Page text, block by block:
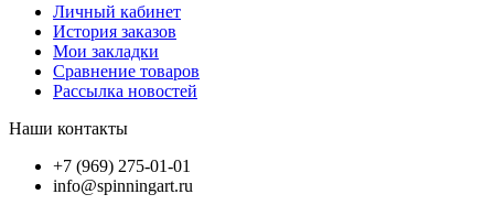
Личный кабинет
История заказов
Мои закладки
Сравнение товаров
Рассылка новостей
Наши контакты
+7 (969) 275-01-01
info@spinningart.ru